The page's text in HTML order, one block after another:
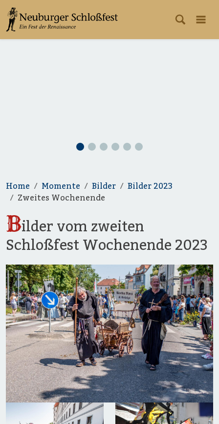
Home Momente Bilder
Bilder 2023
Zweites Wochenende
Bilder vom zweiten
Schloßfest Wochenende 2023